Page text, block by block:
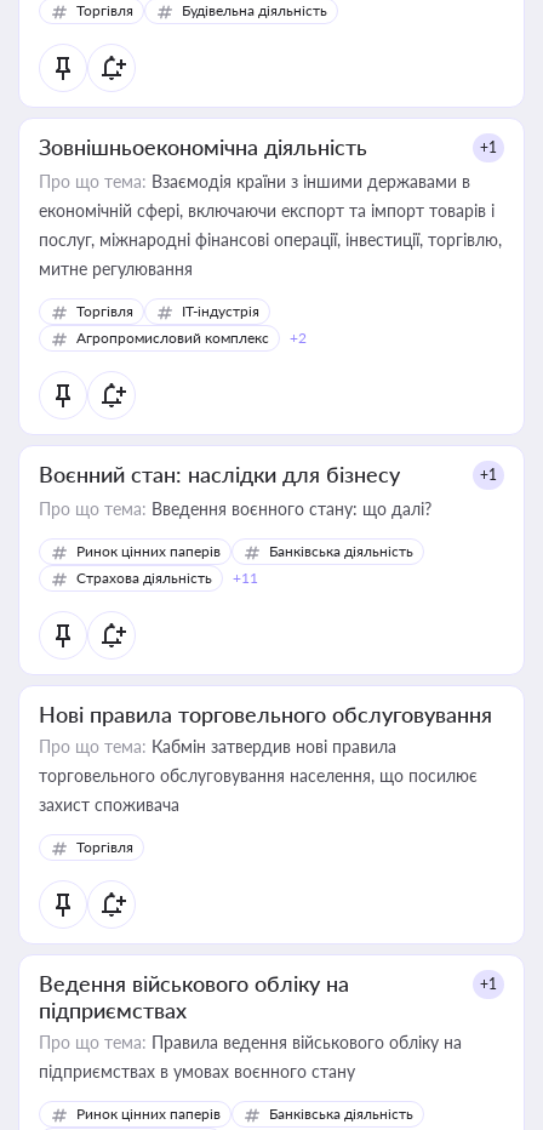
Торгівля Будівельна діяльність
Зовнішньоекономічна діяльність +1
Про що тема: Взаємодія країни з іншими державами в
економічній сфері, включаючи експорт та імпорт товарів і
послуг, міжнародні фінансові операції, інвестиції, торгівлю,
митне регулювання
Торгівля
IT-індустрія
Агропромисловий комплекс
+2
Воєнний стан: наслідки для бізнесу +1
Про що тема: Введення воєнного стану: що далі?
Ринок цінних паперів
Банківська діяльність
Страхова діяльність
+11
Нові правила торговельного обслуговування
Про що тема: Кабмін затвердив нові правила
торговельного обслуговування населення, що посилює
захист споживача
Торгівля
Ведення військового обліку на
підприємствах
+1
Про що тема: Правила ведення військового обліку на
підприємствах в умовах воєнного стану
Ринок цінних паперів
Банківська діяльність